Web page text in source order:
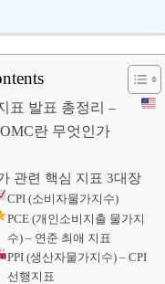
표 발표 총정리 –
란 무엇인가
관련 핵심 지표 3대장
CPI (소비자물가지수)
PCE (개인소비지출 물가지
수) – 연준 최애 지표
PPI (생산자물가지수) – CPI
선행지표